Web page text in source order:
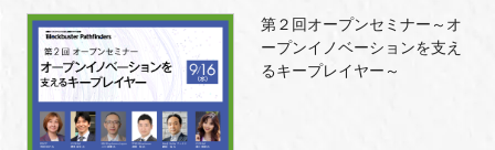
第２回オープンセミナー～オ
ープンイノベーションを支え
るキープレイヤー～